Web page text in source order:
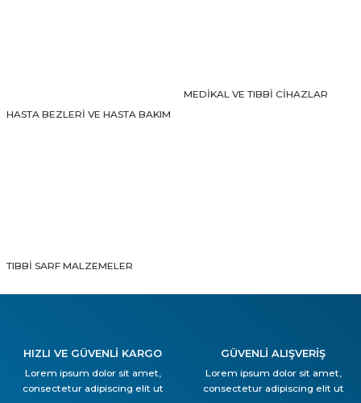
HASTA BEZLERİ VE HASTA BAKIM
MEDİKAL VE TIBBİ CİHAZLAR
TIBBİ SARF MALZEMELER
HIZLI VE GÜVENLİ KARGO
Lorem ipsum dolor sit amet,
consectetur adipiscing elit ut
GÜVENLİ ALIŞVERİŞ
Lorem ipsum dolor sit amet,
consectetur adipiscing elit ut